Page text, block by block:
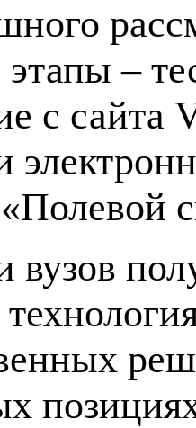
–
с сайта